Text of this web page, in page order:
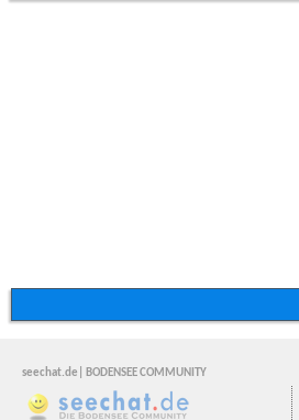
seechat.de| BODENSEE COMMUNITY